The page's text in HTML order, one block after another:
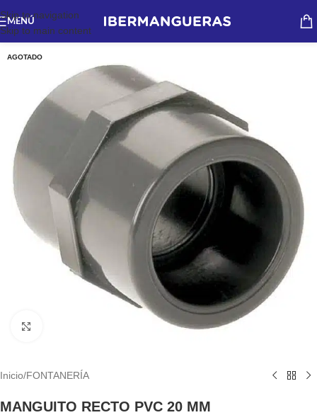
Skip to navigation
Skip to main content
MENÚ
AGOTADO
Inicio/FONTANERÍA
MANGUITO RECTO PVC 20 MM